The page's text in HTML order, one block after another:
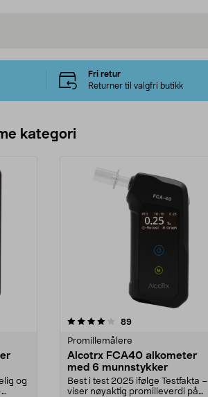
Fri retur
Returner til valgfri butikk
kategori
og
89anmeldelser
Promillemålere
Alcotrx FCA40 alkometer
med 6 munnstykker
Best i test 2025 ifølge Testfakta –
viser nøyaktig promilleverdi på
5.0 av 5 stjerner